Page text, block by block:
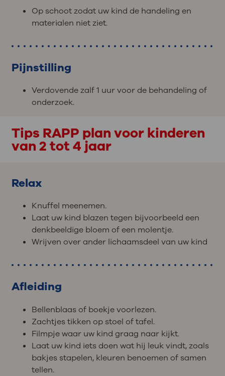
Op schoot zodat uw kind de handeling en
materialen niet ziet.
Pijnstilling
Verdovende zalf 1 uur voor de behandeling of
onderzoek.
Tips RAPP plan voor kinderen
van 2 tot 4 jaar
Relax
Knuffel meenemen.
Laat uw kind blazen tegen bijvoorbeeld een
denkbeeldige bloem of een molentje.
Wrijven over ander lichaamsdeel van uw kind
Afleiding
Bellenblaas of boekje voorlezen.
Zachtjes tikken op stoel of tafel.
Filmpje waar uw kind graag naar kijkt.
Laat uw kind iets doen wat hij leuk vindt, zoals
bakjes stapelen, kleuren benoemen of samen
tellen.